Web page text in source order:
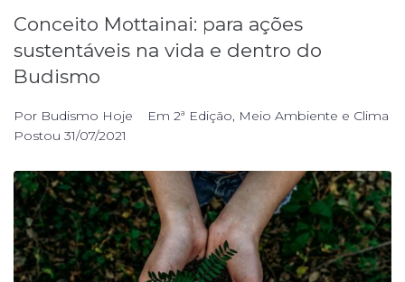
Conceito Mottainai: para ações
sustentáveis na vida e dentro do
Budismo
Por Budismo Hoje Em 2ª Edição Meio Ambiente e Clima
Postou 31/07/2021